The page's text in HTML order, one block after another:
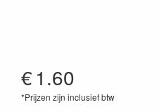
€1.60
*Prijzen zijn inclusief btw